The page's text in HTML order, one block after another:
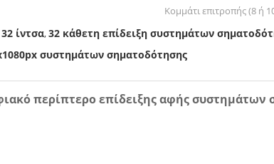
Κομμάτι επιτροπής (8 ή
ίντσα,32 κάθετη επίδειξη συστημάτων
συστημάτων σηματοδότησης
περίπτερο επίδειξης αφής συστημάτων